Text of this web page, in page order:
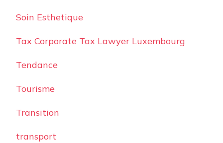
Soin Esthetique
Tax Corporate Tax Lawyer Luxembourg
Tendance
Tourisme
Transition
transport